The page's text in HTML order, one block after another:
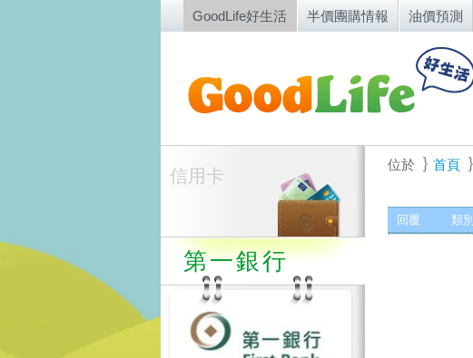
GoodLife好生活 半價團購情報 油價預測
信用卡
第一銀行
位於 首頁
回覆
類別